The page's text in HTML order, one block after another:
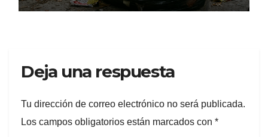
Deja una respuesta
Tu dirección de correo electrónico no será publicada.
Los campos obligatorios están marcados con *